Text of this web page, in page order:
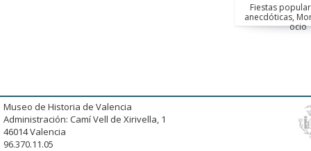
Fiestas
anecdóticas,
ocio
Museo de Historia de Valencia
Administración: Camí Vell de Xirivella, 1
46014 Valencia
96.370.11.05